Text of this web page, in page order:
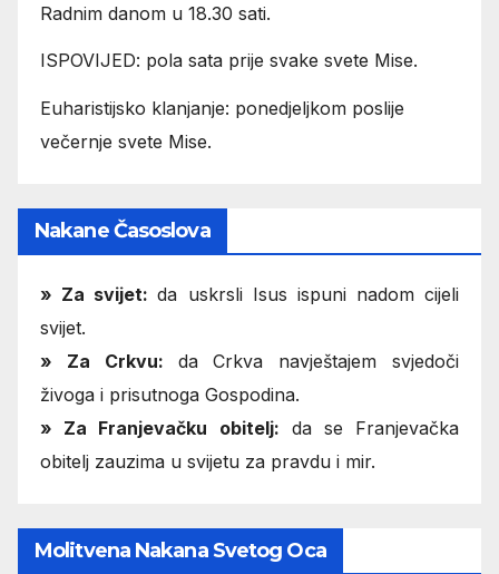
Radnim danom u 18.30 sati.
ISPOVIJED: pola sata prije svake svete Mise.
Euharistijsko klanjanje: ponedjeljkom poslije
večernje svete Mise.
Nakane Časoslova
» Za svijet:da uskrsli Isus ispuni nadom cijeli
svijet.
» Za Crkvu: da Crkva navještajem svjedoči
živoga i prisutnoga Gospodina.
» Za Franjevačku obitelj: da se Franjevačka
obitelj zauzima u svijetu za pravdu i mir.
Molitvena Nakana Svetog Oca